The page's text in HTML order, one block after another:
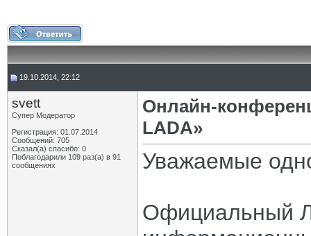
19.10.2014, 22:12
svett
Супер Модератор
Регистрация: 01.07.2014
Сообщений: 705
Сказал(а) спасибо: 0
Поблагодарили 109 раз(а) в 91
сообщениях
Онлайн-
LADA»
Уважаемые
Официальный